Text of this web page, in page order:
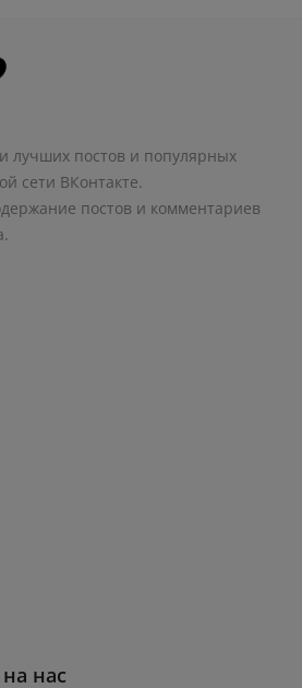
лучших постов и популярных
сети ВКонтакте.
постов и комментариев
нас